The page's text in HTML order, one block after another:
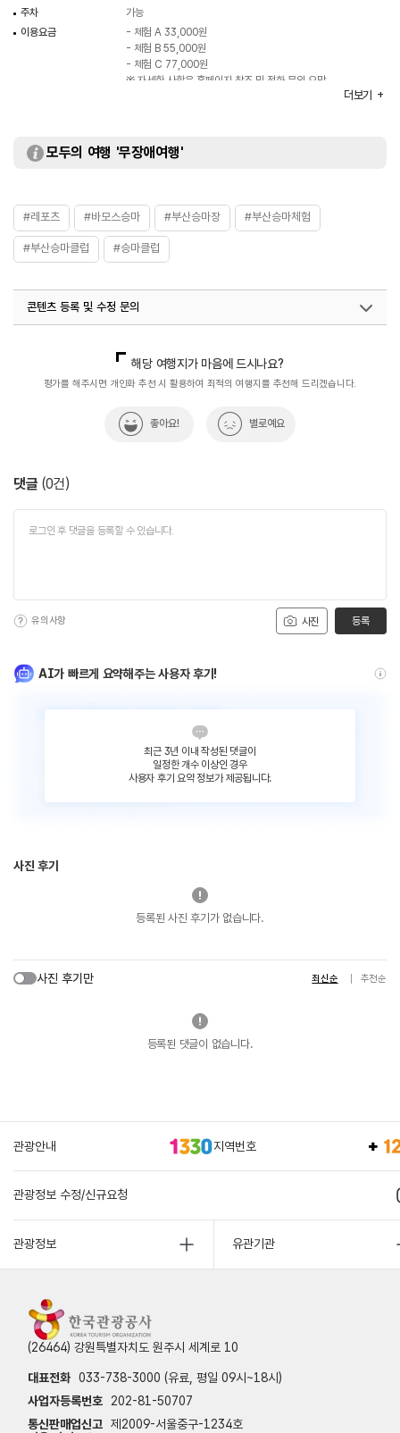
주차
가능
이용요금
- 체험 A 33,000원
- 체험 B 55,000원
- 체험 C 77,000원
※ 자세한 사항은 홈페이지 참조 및 전화 문의 요망
더보기
모두의 여행 '무장애여행'
#레포츠 #바모스승마 #부산승마장 #부산승마체험
#부산승마클럽 #승마클럽
콘텐츠 등록 및 수정 문의
해당 여행지가 마음에 드시나요?
평가를 해주시면 개인화 추천 시 활용하여 최적의 여행지를 추천해 드리겠습니다.
좋아요! 별로예요
댓글 (0건)
사진
유의사항 등록
AI가 빠르게 요약해주는 사용자 후기!
최근 3년 이내 작성된 댓글이
일정한 개수 이상인 경우
사용자 후기 요약 정보가 제공됩니다.
사진 후기
등록된 사진 후기가 없습니다.
사진 후기만 최신순 추천순
등록된 댓글이 없습니다.
관광안내 지역번호
관광정보 수정/신규요청
관광정보 유관기관
(26464) 강원특별자치도 원주시 세계로 10
대표전화 033-738-3000 (유료, 평일 09시~18시)
사업자등록번호
202-81-50707
통신판매업신고 제2009-서울중구-1234호